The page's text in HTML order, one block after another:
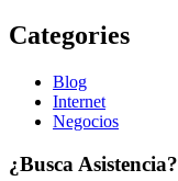
Categories
Blog
Internet
Negocios
¿Busca Asistencia?